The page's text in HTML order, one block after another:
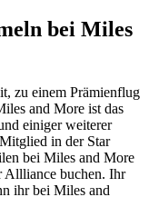
bei Miles
zu einem Prämienflug
and More ist das
einiger weiterer
in der Star
bei Miles and More
Allliance buchen. Ihr
ihr bei Miles and